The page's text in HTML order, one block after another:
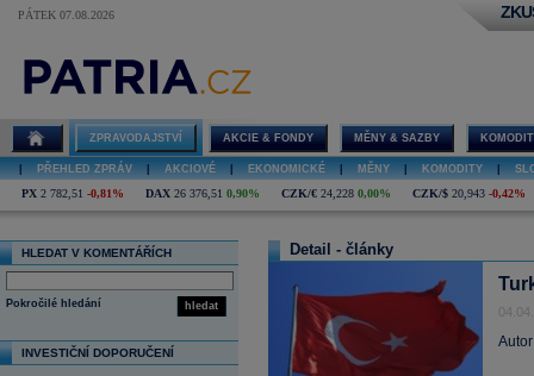
PÁTEK 07.08.2026
ZPRAVODAJSTVÍ AKCIE & FONDY MĚNY & SAZBY
PŘEHLED ZPRÁV AKCIOVÉ EKONOMICKÉ MĚNY KOMODITY
PX 2 782,51 -0,81% DAX 26 376,51 0,90% CZK/€ 24,228 0,00% CZK/$ 20,943 -0,42%
HLEDAT V KOMENTÁŘÍCH
hledat
Pokročilé hledání
INVESTIČNÍ DOPORUČENÍ
Detail - články